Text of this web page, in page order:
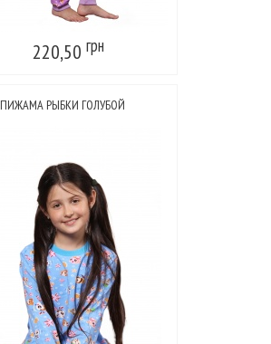
220,50 грн
ПИЖАМА РЫБКИ ГОЛУБОЙ